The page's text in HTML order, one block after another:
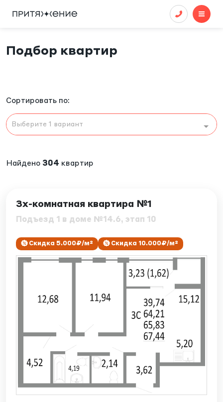
Подбор квартир
Сортировать по:
Выберите 1 вариант
Найдено 304 квартир
3х-комнатная квартира №1
Подъезд 1 в доме №14.6, этап 10
Скидка 5.000₽/м² Скидка 10.000₽/м²